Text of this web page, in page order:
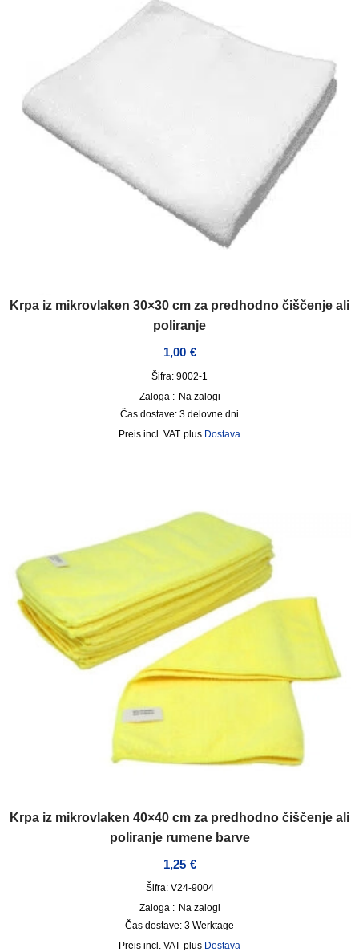
Krpa iz mikrovlaken 30×30 cm za predhodno čiščenje ali
poliranje
1,00 €
Šifra: 9002-1
Zaloga : Na zalogi
Čas dostave: 3 delovne dni
incl. VAT plus Dostava
Krpa iz mikrovlaken 40×40 cm za predhodno čiščenje ali
poliranje rumene barve
1,25 €
Šifra: V24-9004
Zaloga : Na zalogi
Čas dostave: 3 Werktage
incl. VAT plus Dostava